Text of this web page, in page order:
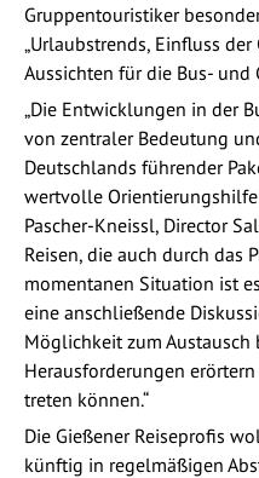
Gruppentouristiker
„Urlaubstrends, Einfluss
Aussichten für die Bus- und
„Die Entwicklungen in der
von zentraler Bedeutung
Deutschlands führender
wertvolle
Pascher-Kneissl, Director
Reisen, die auch durch das
momentanen Situation ist
eine anschließende
Möglichkeit zum
Herausforderungen
treten können.“
Die Gießener Reiseprofis
künftig in regelmäßigen